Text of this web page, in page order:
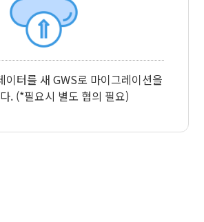
이터를 새 GWS로 마이그레이션을
. (*필요시 별도 협의 필요)